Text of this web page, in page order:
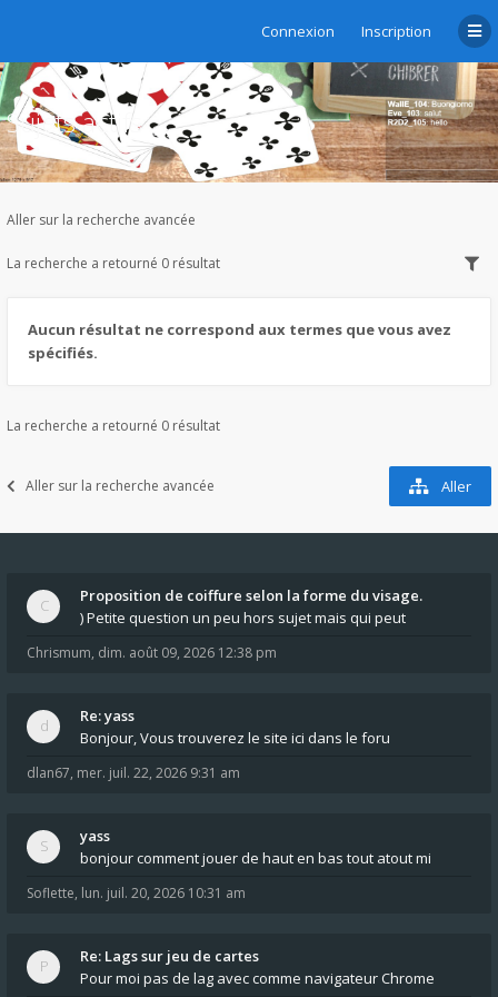
Connexion Inscription
Sujets actifs
Aller sur la recherche avancée
La recherche a retourné 0 résultat
Aucun résultat ne correspond aux termes que vous avez
spécifiés.
La recherche a retourné 0 résultat
Aller sur la recherche avancée Aller
Proposition de coiffure selon la forme du visage.
) Petite question un peu hors sujet mais qui peut
Chrismum, dim. août 09, 2026 12:38 pm
Re: yass
Bonjour, Vous trouverez le site ici dans le foru
dlan67, mer. juil. 22, 2026 9:31 am
yass
bonjour comment jouer de haut en bas tout atout mi
Soflette, lun. juil. 20, 2026 10:31 am
Re: Lags sur jeu de cartes
Pour moi pas de lag avec comme navigateur Chrome